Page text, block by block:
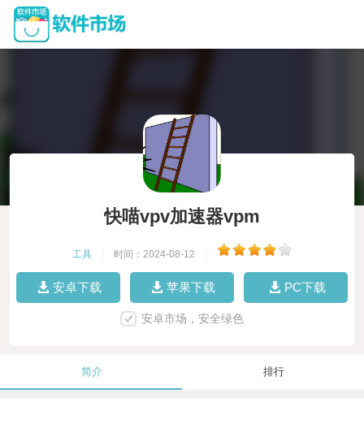
快喵vpv加速器vpm
工具 时间：2024-08-12
安卓下载 苹果下载 PC下载
安卓市场，安全绿色
简介 排行